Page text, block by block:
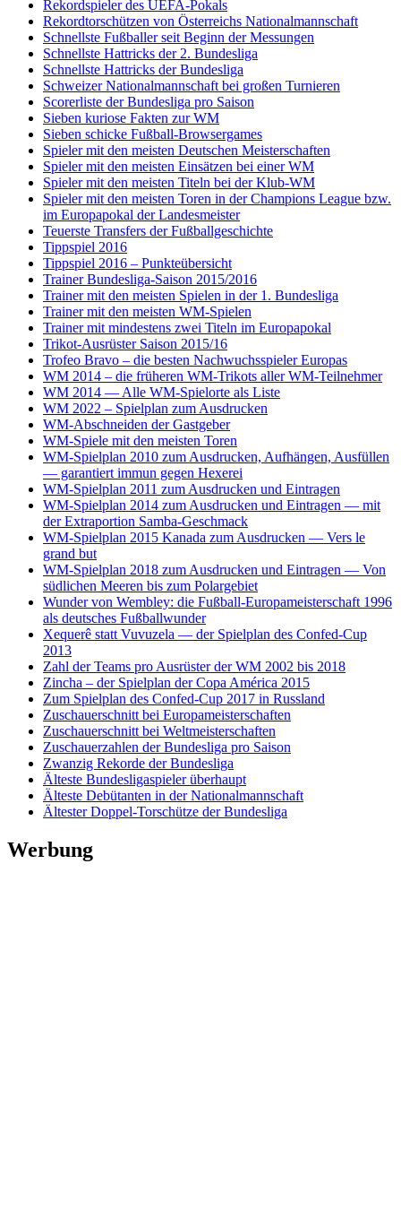
Rekordspieler des UEFA-Pokals
Rekordtorschützen von Österreichs Nationalmannschaft
Schnellste Fußballer seit Beginn der Messungen
Schnellste Hattricks der 2. Bundesliga
Schnellste Hattricks der Bundesliga
Schweizer Nationalmannschaft bei großen Turnieren
Scorerliste der Bundesliga pro Saison
Sieben kuriose Fakten zur WM
Sieben schicke Fußball-Browsergames
Spieler mit den meisten Deutschen Meisterschaften
Spieler mit den meisten Einsätzen bei einer WM
Spieler mit den meisten Titeln bei der Klub-WM
Spieler mit den meisten Toren in der Champions League bzw.
im Europapokal der Landesmeister
Teuerste Transfers der Fußballgeschichte
Tippspiel 2016
Tippspiel 2016 – Punkteübersicht
Trainer Bundesliga-Saison 2015/2016
Trainer mit den meisten Spielen in der 1. Bundesliga
Trainer mit den meisten WM-Spielen
Trainer mit mindestens zwei Titeln im Europapokal
Trikot-Ausrüster Saison 2015/16
Trofeo Bravo – die besten Nachwuchsspieler Europas
WM 2014 – die früheren WM-Trikots aller WM-Teilnehmer
WM 2014 — Alle WM-Spielorte als Liste
WM 2022 – Spielplan zum Ausdrucken
WM-Abschneiden der Gastgeber
WM-Spiele mit den meisten Toren
WM-Spielplan 2010 zum Ausdrucken, Aufhängen, Ausfüllen
— garantiert immun gegen Hexerei
WM-Spielplan 2011 zum Ausdrucken und Eintragen
WM-Spielplan 2014 zum Ausdrucken und Eintragen — mit
der Extraportion Samba-Geschmack
WM-Spielplan 2015 Kanada zum Ausdrucken — Vers le
grand but
WM-Spielplan 2018 zum Ausdrucken und Eintragen — Von
südlichen Meeren bis zum Polargebiet
Wunder von Wembley: die Fußball-Europameisterschaft 1996
als deutsches Fußballwunder
Xequerê statt Vuvuzela — der Spielplan des Confed-Cup
2013
Zahl der Teams pro Ausrüster der WM 2002 bis 2018
Zincha – der Spielplan der Copa América 2015
Zum Spielplan des Confed-Cup 2017 in Russland
Zuschauerschnitt bei Europameisterschaften
Zuschauerschnitt bei Weltmeisterschaften
Zuschauerzahlen der Bundesliga pro Saison
Zwanzig Rekorde der Bundesliga
Älteste Bundesligaspieler überhaupt
Älteste Debütanten in der Nationalmannschaft
Ältester Doppel-Torschütze der Bundesliga
Werbung